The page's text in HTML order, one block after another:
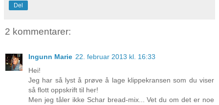
Del
2 kommentarer:
Ingunn Marie 22. februar 2013 kl. 16:33
Hei!
Jeg har så lyst å prøve å lage klippekransen som du viser
så flott oppskrift til her!
Men jeg tåler ikke Schar bread-mix... Vet du om det er noe